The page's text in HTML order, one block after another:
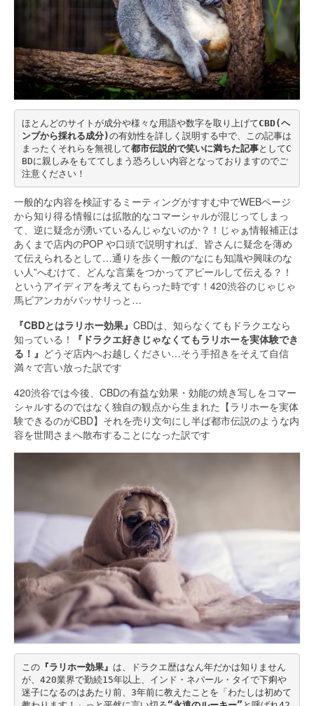
ほとんどのサイトが成分や様々な用語や数字を取り上げてCBD(ヘ
ンプから採れる成分)の有効性を詳しく説明する中で、この記事は
まったくそれらを無視して都市伝説的で笑いに満ちた記事としてC
BDに親しみをもててしまう恐ろしい内容となっておりますのでご
注意ください！
一般的な内容を検証するミーティングがすすむ中でWEBページ
から知り得る情報には拡散的なコマーシャルが混じってしまっ
て、逆に疑念が湧いているんじゃないのか？！じゃぁ情報補正は
あくまで店内のPOP や口頭で説明すれば、皆さんに疑念を薄め
て伝えられるとして…通りを歩く一般の“なにも知識や興味のな
い人”へむけて、どんな言葉をつかってアピールして伝える？！
というアイディアを考えてもらった時です！420渋谷のじゃじゃ
馬ビアンカがバッサリっと…
『CBDとはラリホー効果』 CBDは、知らなくてもドラクエなら
知っている！
『ドラクエ好きじゃなくてもラリホーを実体験でき
る！』 どうぞ店内へお越しください…そう手招きをそえて自信
満々で言い放った訳です
420渋谷では今後、CBDの有益な効果・効能の焼き写しをコマー
シャルするのではなく独自の観点から生まれた【ラリホーを実体
験できるのがCBD】それを売り文句にし半ば都市伝説のような内
容を世間さまへ散布することになった訳です
この『ラリホー効果』 は、ドラクエ歴はなん年だかは知りません
が、420業界で勤続15年以上、インド・ネパール・タイで下痢や
迷子になるのはあたり前、3年前に教えたことを「わたしは初めて